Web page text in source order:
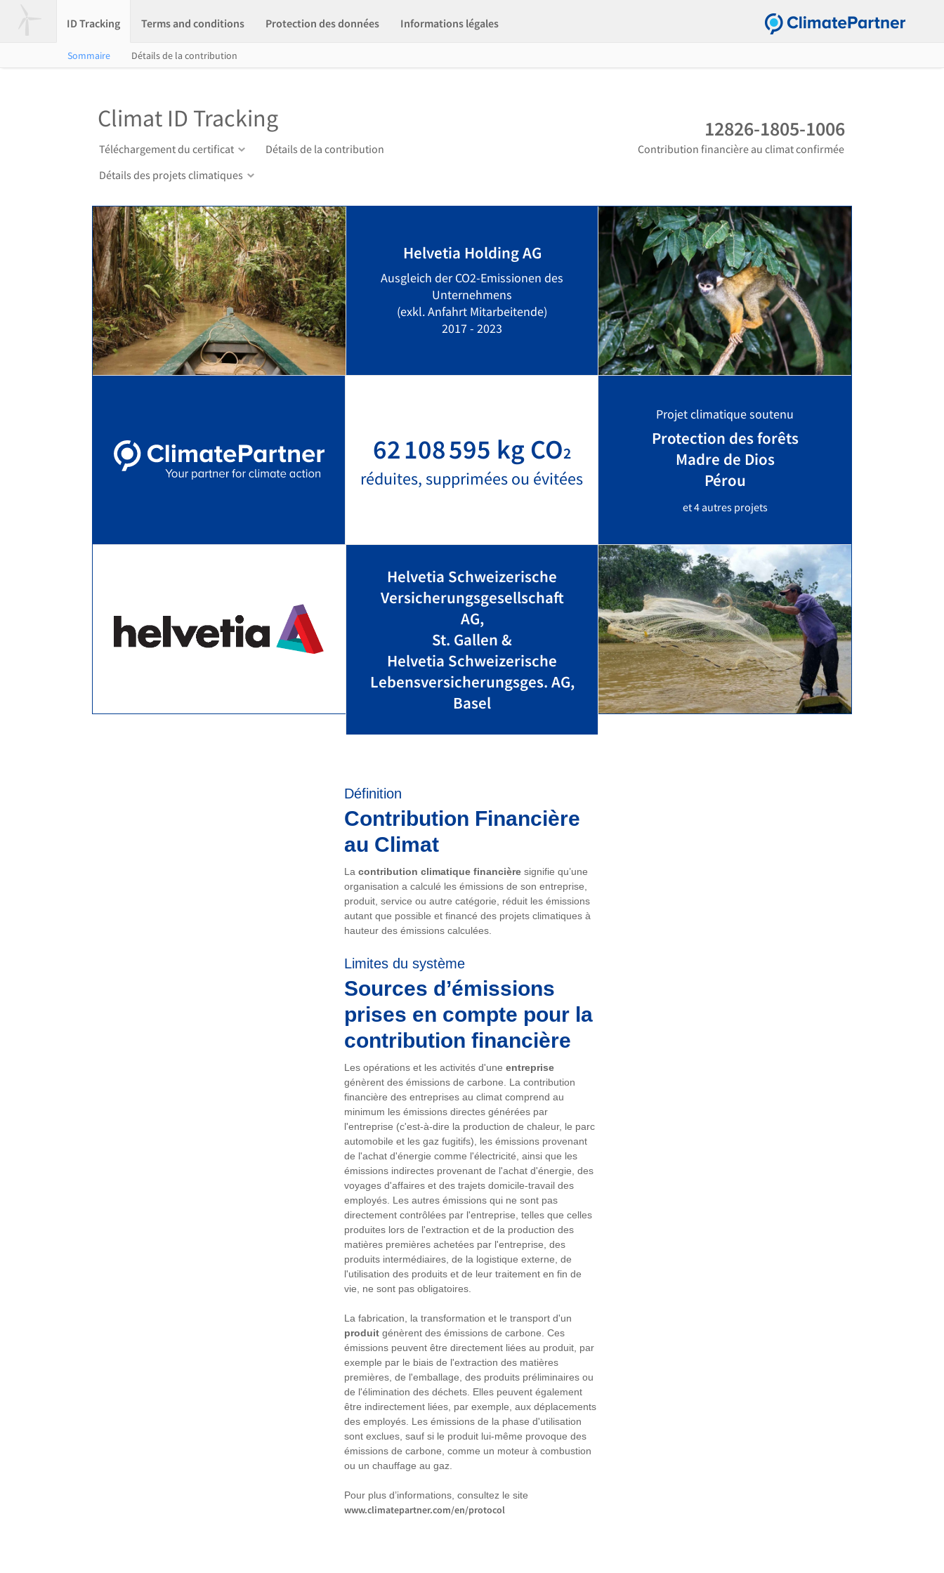
ID Tracking Terms and conditions Protection des données Informations légales
Sommaire Détails de la contribution
Climat ID Tracking
Téléchargement du certificat
Détails de la contribution
Détails des projets climatiques
12826-1805-1006
Contribution financière au climat confirmée
Helvetia Holding AG
Ausgleich der CO2-Emissionen des
Unternehmens
(exkl. Anfahrt Mitarbeitende)
2017 - 2023
62 108 595 kg CO2
réduites, supprimées ou évitées
Projet climatique soutenu
Protection des forêts
Madre de Dios
Pérou
et 4 autres projets
Helvetia Schweizerische
Versicherungsgesellschaft
AG,
St. Gallen &
Helvetia Schweizerische
Lebensversicherungsges. AG,
Basel
Définition
Contribution Financière
au Climat
La contribution climatique financière signifie qu’une
organisation a calculé les émissions de son entreprise,
produit, service ou autre catégorie, réduit les émissions
autant que possible et financé des projets climatiques à
hauteur des émissions calculées.
Limites du système
Sources d’émissions
prises en compte pour la
contribution financière
Les opérations et les activités d'une entreprise
génèrent des émissions de carbone. La contribution
financière des entreprises au climat comprend au
minimum les émissions directes générées par
l'entreprise (c'est-à-dire la production de chaleur, le parc
automobile et les gaz fugitifs), les émissions provenant
de l'achat d'énergie comme l'électricité, ainsi que les
émissions indirectes provenant de l'achat d'énergie, des
voyages d'affaires et des trajets domicile-travail des
employés. Les autres émissions qui ne sont pas
directement contrôlées par l'entreprise, telles que celles
produites lors de l'extraction et de la production des
matières premières achetées par l'entreprise, des
produits intermédiaires, de la logistique externe, de
l'utilisation des produits et de leur traitement en fin de
vie, ne sont pas obligatoires.
La fabrication, la transformation et le transport d'un
produit génèrent des émissions de carbone. Ces
émissions peuvent être directement liées au produit, par
exemple par le biais de l'extraction des matières
premières, de l'emballage, des produits préliminaires ou
de l'élimination des déchets. Elles peuvent également
être indirectement liées, par exemple, aux déplacements
des employés. Les émissions de la phase d'utilisation
sont exclues, sauf si le produit lui-même provoque des
émissions de carbone, comme un moteur à combustion
ou un chauffage au gaz.
Pour plus d’informations, consultez le site
www.climatepartner.com/en/protocol